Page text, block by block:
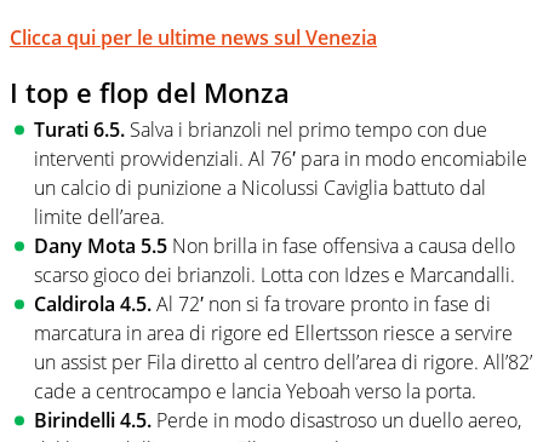
Clicca qui per le ultime news sul Venezia
I top e flop del Monza
Turati 6.5. Salva i brianzoli nel primo tempo con due
interventi provvidenziali. Al 76′ para in modo encomiabile
un calcio di punizione a Nicolussi Caviglia battuto dal
limite dell’area.
Dany Mota 5.5 Non brilla in fase offensiva a causa dello
scarso gioco dei brianzoli. Lotta con Idzes e Marcandalli.
Caldirola 4.5.Al 72′ non si fa trovare pronto in fase di
marcatura in area di rigore ed Ellertsson riesce a servire
un assist per Fila diretto al centro dell’area di rigore. All’82’
cade a centrocampo e lancia Yeboah verso la porta.
Birindelli 4.5. Perde in modo disastroso un duello aereo,